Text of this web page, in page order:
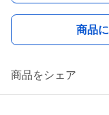
商品
商品をシェア